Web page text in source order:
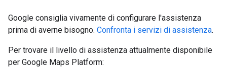
Google consiglia vivamente di configurare l'assistenza
prima di averne bisogno. Confronta i servizi di assistenza.
Per trovare il livello di assistenza attualmente disponibile
per Google Maps Platform: